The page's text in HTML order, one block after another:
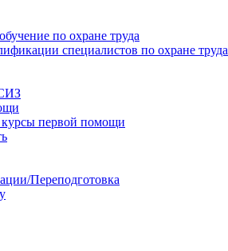
по охране труда
специалистов по охране труда
первой помощи
Переподготовка